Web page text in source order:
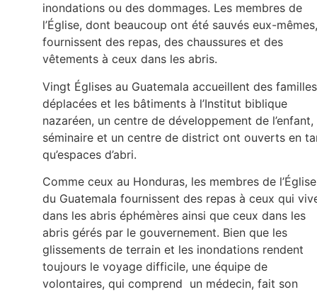
inondations ou des dommages. Les membres de
l’Église, dont beaucoup ont été sauvés eux-mêmes,
fournissent des repas, des chaussures et des
vêtements à ceux dans les abris.
Vingt Églises au Guatemala accueillent des familles
déplacées et les bâtiments à l’Institut biblique
nazaréen, un centre de développement de l’enfant,
séminaire et un centre de district ont ouverts en
qu’espaces d’abri.
Comme ceux au Honduras, les membres de l’Église
du Guatemala fournissent des repas à ceux qui
dans les abris éphémères ainsi que ceux dans les
abris gérés par le gouvernement. Bien que les
glissements de terrain et les inondations rendent
toujours le voyage difficile, une équipe de
volontaires, qui comprend un médecin, fait son